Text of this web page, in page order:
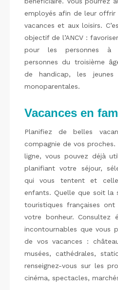
employés afin de leur offrir
vacances et aux loisirs.
objectif de l’ANCV :
pour les personnes à
personnes du troisième
de handicap, les
monoparentales.
Vacances en
Planifiez de belles
compagnie de vos proches.
ligne, vous pouvez déjà
planifiant votre séjour,
qui vous tentent et
enfants. Quelle que soit la
touristiques françaises
votre bonheur. Consultez
incontournables que vous
de vos vacances :
musées, cathédrales,
renseignez-vous sur les
cinéma, spectacles,